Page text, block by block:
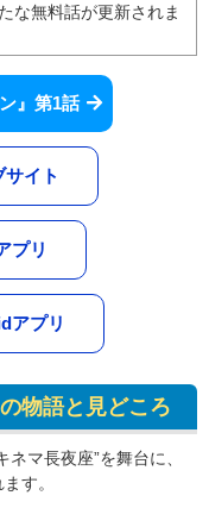
な無料話が更新されま
』第1話
イト
プリ
アプリ
物語と見どころ
マ長夜座”を舞台に、
す。